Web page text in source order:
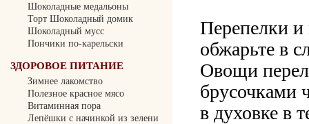
Шоколадные медальоны
Торт Шоколадный домик
Шоколадный мусс
Пончики по-карельски
ЗДОРОВОЕ ПИТАНИЕ
Зимнее лакомство
Полезное красное мясо
Витаминная пора
Лепёшки с начинкой из зелени
Перепелки
обжарьте в
Овощи
брусочками
в духовке в